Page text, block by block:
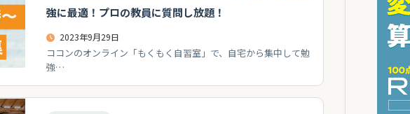
強に最適！プロの教員に質問し放題！
2023年9月29日
ココンのオンライン「もくもく自習室」で、自宅から集中して勉
強…